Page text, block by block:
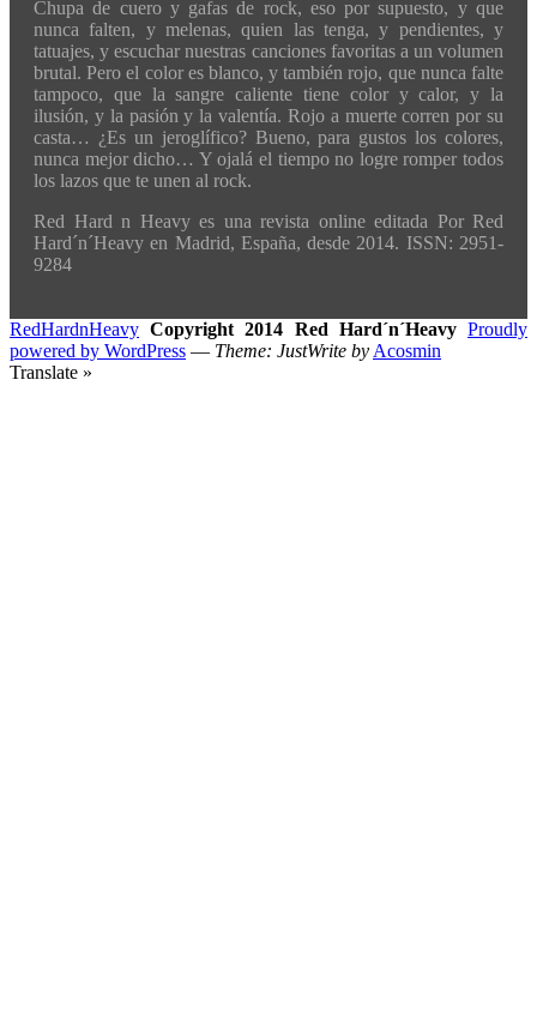
Chupa de cuero y gafas de rock, eso por supuesto, y que
nunca falten, y melenas, quien las tenga, y pendientes, y
tatuajes, y escuchar nuestras canciones favoritas a un volumen
brutal. Pero el color es blanco, y también rojo, que nunca falte
tampoco, que la sangre caliente tiene color y calor, y la
ilusión, y la pasión y la valentía. Rojo a muerte corren por su
casta… ¿Es un jeroglífico? Bueno, para gustos los colores,
nunca mejor dicho… Y ojalá el tiempo no logre romper todos
los lazos que te unen al rock.
Red Hard n Heavy es una revista online editada Por Red
Hard´n´Heavy en Madrid, España, desde 2014. ISSN: 2951-
9284
RedHardnHeavy Copyright 2014 Red Hard´n´Heavy Proudly
powered by WordPress — Theme: JustWrite by Acosmin
Translate »